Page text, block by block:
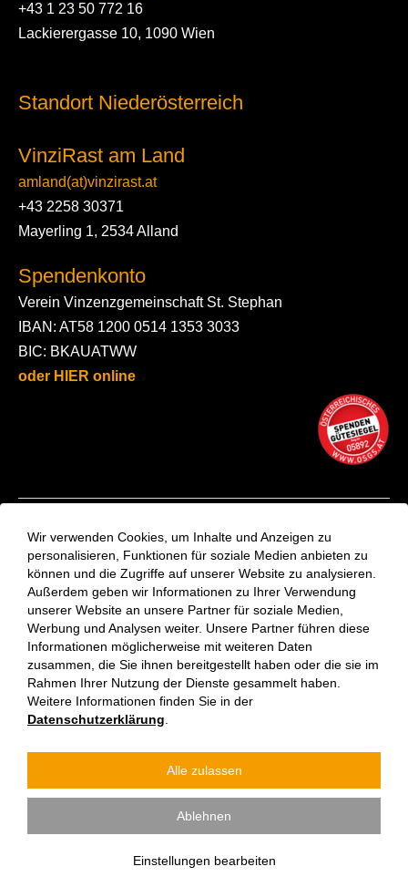
+43 1 23 50 772 16
Lackierergasse 10, 1090 Wien
Standort Niederösterreich
VinziRast am Land
amland(at)vinzirast.at
+43 2258 30371
Mayerling 1, 2534 Alland
Spendenkonto
Verein Vinzenzgemeinschaft St. Stephan
IBAN: AT58 1200 0514 1353 3033
BIC: BKAUATWW
oder HIER online
Kontakt
Aktuelles
VinziRast-Newsletter
Impressum
Datenschutzerklärung
Verein Vinzenzgemeinschaft St. Stephan | Jede:r kann etwas
tun. Wir gehören alle zusammen.
Wir verwenden Cookies, um Inhalte und Anzeigen zu
personalisieren, Funktionen für soziale Medien anbieten zu
können und die Zugriffe auf unserer Website zu analysieren.
Außerdem geben wir Informationen zu Ihrer Verwendung
unserer Website an unsere Partner für soziale Medien,
Werbung und Analysen weiter. Unsere Partner führen diese
Informationen möglicherweise mit weiteren Daten
zusammen, die Sie ihnen bereitgestellt haben oder die sie im
Rahmen Ihrer Nutzung der Dienste gesammelt haben.
Weitere Informationen finden Sie in der
Datenschutzerklärung
Einstellungen bearbeiten
Ablehnen
Alle zulassen